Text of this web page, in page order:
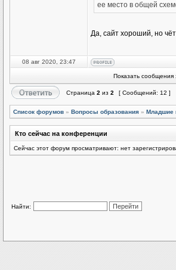
ее место в общей
Да, сайт хороший, но
08 авг 2020, 23:47
Показать сообщения
Страница 2 из 2 [ Сообщений: 12 ]
Список форумов » Вопросы образования » Младшие
Кто сейчас на конференции
Сейчас этот форум просматривают: нет
Найти: